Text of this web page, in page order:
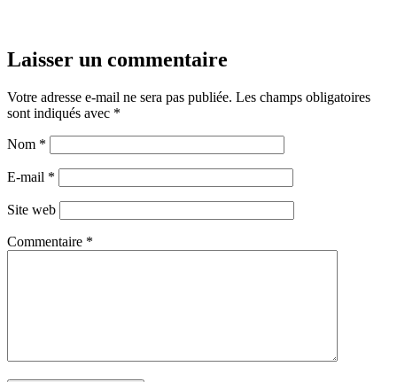
Laisser un commentaire
Votre adresse e-mail ne sera pas publiée. Les champs obligatoires
sont indiqués avec *
Nom *
E-mail *
Site web
Commentaire *